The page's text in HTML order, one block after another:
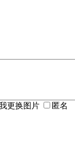
匿名